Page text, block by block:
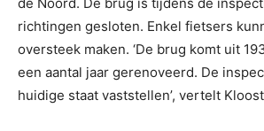
de Noord. De brug is tijdens de
richtingen gesloten. Enkel fietsers
oversteek maken. ‘De brug komt uit
een aantal jaar gerenoveerd. De
huidige staat vaststellen’, vertelt